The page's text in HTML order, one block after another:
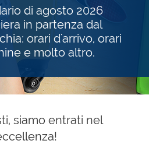
di agosto 2026
in partenza dal
orari d'arrivo, orari
e molto altro.
siamo entrati nel